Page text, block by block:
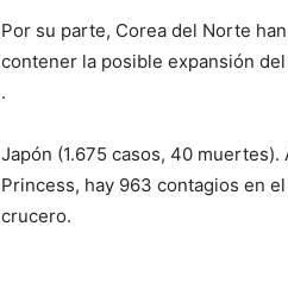
Por su parte, Corea del Norte
contener la posible expansión
.
Japón (1.675 casos, 40
Princess, hay 963 contagios en
crucero.